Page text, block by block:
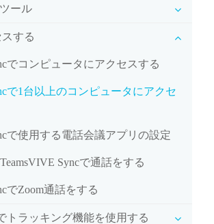
ール
する
でコンピュータにアクセスする
で1台以上のコンピュータにアクセ
で使用する電話会議アプリの設定
Syncで通話をする
でZoom通話をする
トラッキング機能を使用する